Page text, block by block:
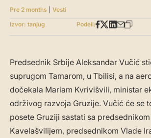
Pre 2 months Vesti
Izvor: tanjug
Podeli:
Predsednik Srbije Aleksandar Vučić
suprugom Tamarom, u Tbilisi, a na
dočekala Mariam Kvrivišvili, ministar
održivog razvoja Gruzije. Vučić će se
posete Gruziji sastati sa
Kavelašvilijem, predsednikom Vlade